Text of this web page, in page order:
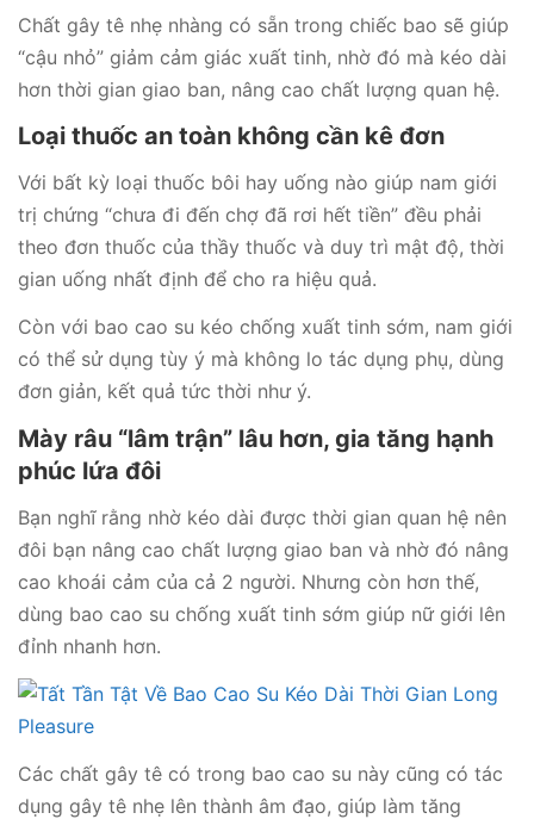
Chất gây tê nhẹ nhàng có sẵn trong chiếc bao sẽ giúp
“cậu nhỏ” giảm cảm giác xuất tinh, nhờ đó mà kéo dài
hơn thời gian giao ban, nâng cao chất lượng quan hệ.
Loại thuốc an toàn không cần kê đơn
Với bất kỳ loại thuốc bôi hay uống nào giúp nam giới
trị chứng “chưa đi đến chợ đã rơi hết tiền” đều phải
theo đơn thuốc của thầy thuốc và duy trì mật độ, thời
gian uống nhất định để cho ra hiệu quả.
Còn với bao cao su kéo chống xuất tinh sớm, nam giới
có thể sử dụng tùy ý mà không lo tác dụng phụ, dùng
đơn giản, kết quả tức thời như ý.
Mày râu “lâm trận” lâu hơn, gia tăng hạnh
phúc lứa đôi
Bạn nghĩ rằng nhờ kéo dài được thời gian quan hệ nên
đôi bạn nâng cao chất lượng giao ban và nhờ đó nâng
cao khoái cảm của cả 2 người. Nhưng còn hơn thế,
dùng bao cao su chống xuất tinh sớm giúp nữ giới lên
đỉnh nhanh hơn.
Các chất gây tê có trong bao cao su này cũng có tác
dụng gây tê nhẹ lên thành âm đạo, giúp làm tăng